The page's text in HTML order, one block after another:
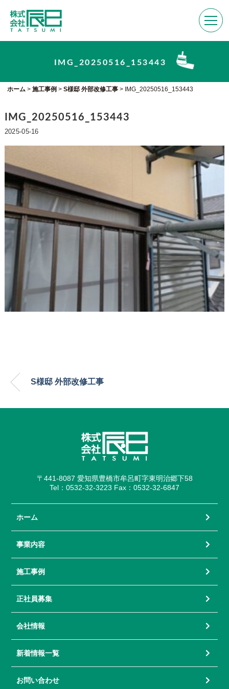
IMG_20250516_153443
ホーム> 施工事例 > S様邸 外部改修工事> IMG_20250516_153443
IMG_20250516_153443
2025-05-16
S様邸 外部改修工事
〒441-8087 愛知県豊橋市牟呂町字東明治郷下58
Tel：0532-32-3223 Fax：0532-32-6847
ホーム
事業内容
施工事例
正社員募集
会社情報
新着情報一覧
お問い合わせ